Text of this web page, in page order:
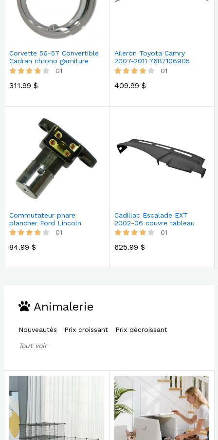
Corvette 56-57 Convertible
Cadran chrono garniture
01
311.99 $
Aileron Toyota Camry
2007-2011 7687106905
01
409.99 $
Commutateur phare
plancher Ford Lincoln
haute intensité01
84.99 $
Cadillac Escalade EXT
2002-06 couvre tableau
18-216LL
01
625.99 $
Animalerie
Nouveautés Prix croissant Prix décroissant
Tout voir